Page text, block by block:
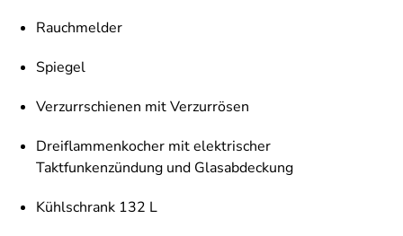
Rauchmelder
Spiegel
Verzurrschienen mit Verzurrösen
Dreiflammenkocher mit elektrischer
Taktfunkenzündung und Glasabdeckung
Kühlschrank 132 L